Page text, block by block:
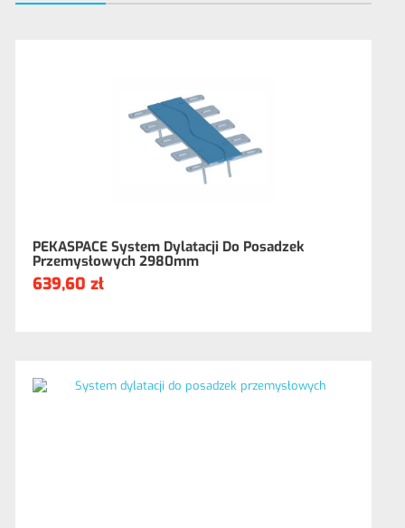
PEKASPACE System Dylatacji Do Posadzek
Przemysłowych 2980mm
639,60 zł